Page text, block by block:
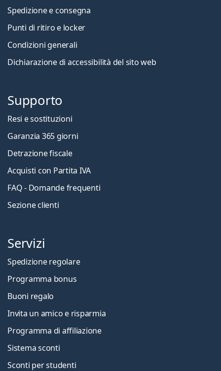
Spedizione e consegna
Punti di ritiro e locker
Condizioni generali
Dichiarazione di accessibilità del sito web
Supporto
Resi e sostituzioni
Garanzia 365 giorni
Detrazione fiscale
Acquisti con Partita IVA
FAQ - Domande frequenti
Sezione clienti
Servizi
Spedizione regolare
Programma bonus
Buoni regalo
Invita un amico e risparmia
Programma di affiliazione
Sistema sconti
Sconti per studenti